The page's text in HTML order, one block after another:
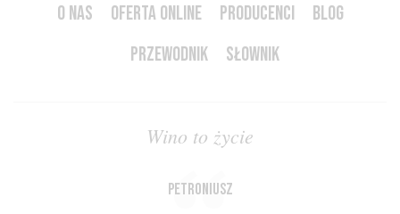
O NAS OFERTA ONLINE PRODUCENCI
BLOG
PRZEWODNIK
SŁOWNIK
Wino to życie
Petroniusz